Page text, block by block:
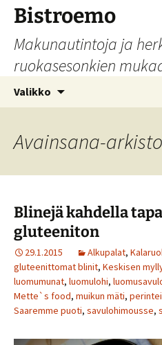
Siirry
sisältöön
Bistroemo
Makunautintoja ja
ruokasesonkien
Valikko
Avainsana-
Blinejä kahdella
gluteeniton
29.1.2015 Alkupalat,
gluteenittomat blinit, Keskisen
luomumunat, luomulohi,
Mette`s food, muikun mäti,
Saaremme puoti, savulohimousse,